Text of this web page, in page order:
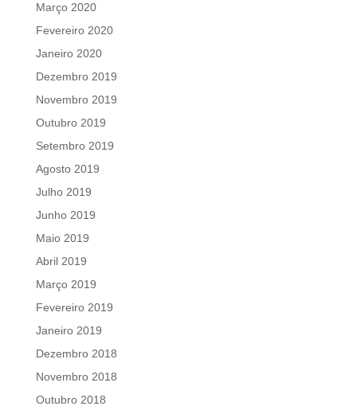
Março 2020
Fevereiro 2020
Janeiro 2020
Dezembro 2019
Novembro 2019
Outubro 2019
Setembro 2019
Agosto 2019
Julho 2019
Junho 2019
Maio 2019
Abril 2019
Março 2019
Fevereiro 2019
Janeiro 2019
Dezembro 2018
Novembro 2018
Outubro 2018